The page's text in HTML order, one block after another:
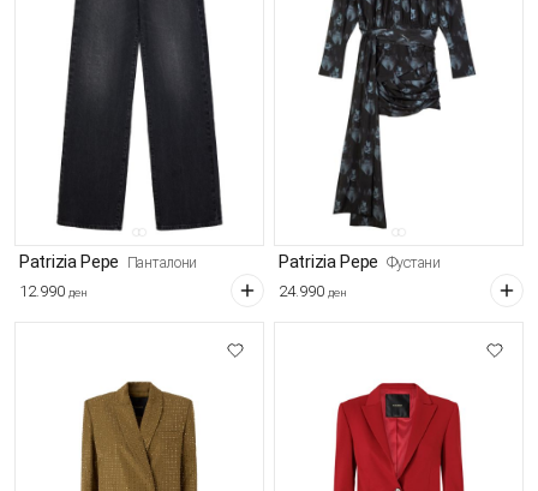
Patrizia Pepe Панталони
12.990 ден
Patrizia Pepe Фустани
24.990 ден